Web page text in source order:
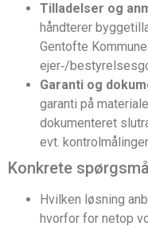
Tilladelser og
håndterer
Gentofte
ejer‑/
Garanti og
garanti på
dokumenteret
evt.
Konkrete
Hvilken løsning
hvorfor for netop